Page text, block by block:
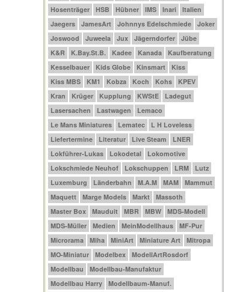
Hosenträger
HSB Hübner IMS Inari
Italien
Jaegers
JamesArt Johnnys Edelschmiede
Joker
Joswood
Juweela Jux Jägerndorfer
Jübe
K&R
K.Bay.St.B. Kadee Kanada
Kaufberatung
Kesselbauer
Kids Globe Kinsmart
Kiss
Kiss MBS
KM1 Kobza Koch Kohs
KPEV
Kran
Krüger Kupplung KWStE
Ladegut
Lasersachen
Lastwagen
Lemaco
Le Mans Miniatures
Lematec
L H Loveless
Liefertermine
Literatur Live Steam
LNER
Lokführer-Lukas
Lokodetal
Lokomotive
Lokschmiede Neuhof
Lokschuppen LRM
Lutz
Luxemburg
Länderbahn M.A.M MAM
Mammut
Maquett
Marge Models Markt
Massoth
Master Box
Mauduit MBR MBW
MDS-Modell
MDS-Müller
Medien MeinModellhaus
MF-Pur
Microrama
Miha MiniArt Miniature Art
Mitropa
MO-Miniatur
Modelbex
ModellArtRosdorf
Modellbau
Modellbau-Manufaktur
Modellbau Harry
Modellbaum-Manuf.